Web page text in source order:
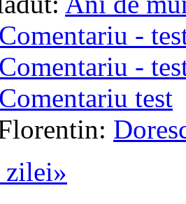
Comentariu -
Comentariu -
Comentariu test
:
zilei»